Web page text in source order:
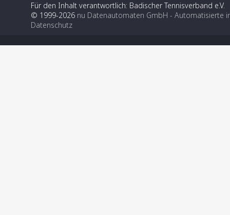
Für den Inhalt verantwortlich: Badischer Tennisverband e.V.
© 1999-2026 nu Datenautomaten GmbH - Automatisierte
Datenschutz